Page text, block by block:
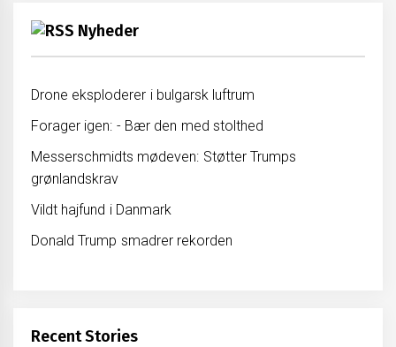
Nyheder
Drone eksploderer i bulgarsk luftrum
Forager igen: - Bær den med stolthed
Messerschmidts mødeven: Støtter Trumps
grønlandskrav
Vildt hajfund i Danmark
Donald Trump smadrer rekorden
Recent Stories